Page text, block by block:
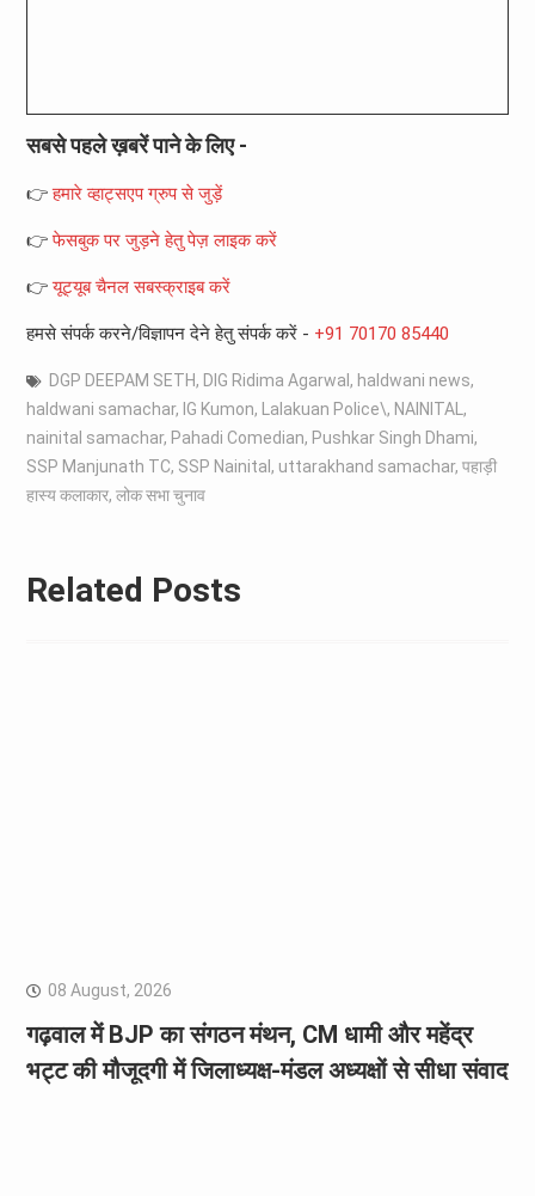
सबसे पहले ख़बरें पाने के लिए -
👉हमारे व्हाट्सएप ग्रुप से जुड़ें
👉फेसबुक पर जुड़ने हेतु पेज़ लाइक करें
👉यूट्यूब चैनल सबस्क्राइब करें
हमसे संपर्क करने/विज्ञापन देने हेतु संपर्क करें - +91 70170 85440
DGP DEEPAM SETH, DIG Ridima Agarwal, haldwani news,
haldwani samachar, IG Kumon, Lalakuan Police\, NAINITAL ,
nainital samachar, Pahadi Comedian, Pushkar Singh Dhami,
SSP Manjunath TC, SSP Nainital, uttarakhand samachar, पहाड़ी
हास्य कलाकार, लोक सभा चुनाव
Related Posts
08 August, 2026
गढ़वाल में BJP का संगठन मंथन, CM धामी और महेंद्र
भट्ट की मौजूदगी में जिलाध्यक्ष-मंडल अध्यक्षों से सीधा संवाद